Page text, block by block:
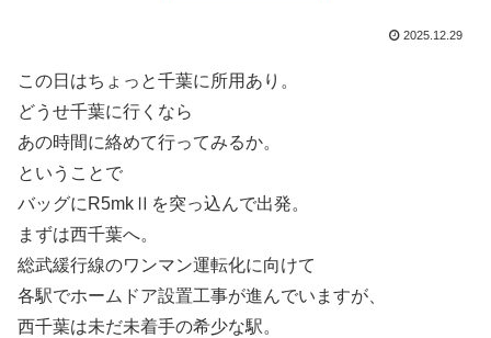
2025.12.29
この日はちょっと千葉に所用あり。
どうせ千葉に行くなら
あの時間に絡めて行ってみるか。
ということで
バッグにR5mkⅡを突っ込んで出発。
まずは西千葉へ。
総武緩行線のワンマン運転化に向けて
各駅でホームドア設置工事が進んでいますが、
西千葉は未だ未着手の希少な駅。